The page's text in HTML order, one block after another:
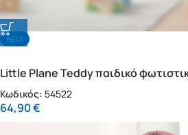
NΕΟ!
Little Plane Teddy παιδικό
Κωδικός: 54522
64,90€